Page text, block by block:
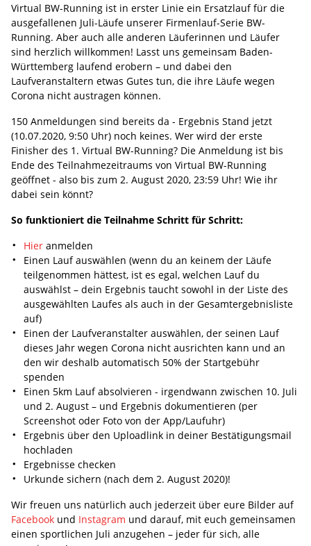
Virtual BW-Running ist in erster Linie ein Ersatzlauf für die
ausgefallenen Juli-Läufe unserer Firmenlauf-Serie BW-
Running. Aber auch alle anderen Läuferinnen und Läufer
sind herzlich willkommen! Lasst uns gemeinsam Baden-
Württemberg laufend erobern – und dabei den
Laufveranstaltern etwas Gutes tun, die ihre Läufe wegen
Corona nicht austragen können.
150 Anmeldungen sind bereits da - Ergebnis Stand jetzt
(10.07.2020, 9:50 Uhr) noch keines. Wer wird der erste
Finisher des 1. Virtual BW-Running? Die Anmeldung ist bis
Ende des Teilnahmezeitraums von Virtual BW-Running
geöffnet - also bis zum 2. August 2020, 23:59 Uhr! Wie ihr
dabei sein könnt?
So funktioniert die Teilnahme Schritt für Schritt:
Hieranmelden
Einen Lauf auswählen (wenn du an keinem der Läufe
teilgenommen hättest, ist es egal, welchen Lauf du
auswählst – dein Ergebnis taucht sowohl in der Liste des
ausgewählten Laufes als auch in der Gesamtergebnisliste
auf)
Einen der Laufveranstalter auswählen, der seinen Lauf
dieses Jahr wegen Corona nicht ausrichten kann und an
den wir deshalb automatisch 50% der Startgebühr
spenden
Einen 5km Lauf absolvieren - irgendwann zwischen 10. Juli
und 2. August – und Ergebnis dokumentieren (per
Screenshot oder Foto von der App/Laufuhr)
Ergebnis über den Uploadlink in deiner Bestätigungsmail
hochladen
Ergebnisse checken
Urkunde sichern (nach dem 2. August 2020)!
Wir freuen uns natürlich auch jederzeit über eure Bilder auf
Facebook und Instagram und darauf, mit euch gemeinsamen
einen sportlichen Juli anzugehen – jeder für sich, alle